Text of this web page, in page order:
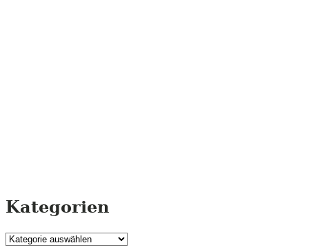
Kategorien
Kategorien